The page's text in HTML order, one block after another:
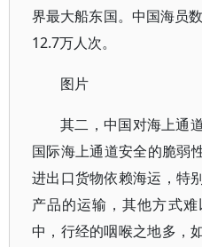
界最大船东国。中国海员
12.7万人次。
图片
其二，中国对海上通
国际海上通道安全的脆弱
进出口货物依赖海运，特
产品的运输，其他方式
中，行经的咽喉之地多，